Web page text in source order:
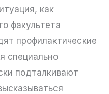
как
факультета
профилактические
специально
подталкивают